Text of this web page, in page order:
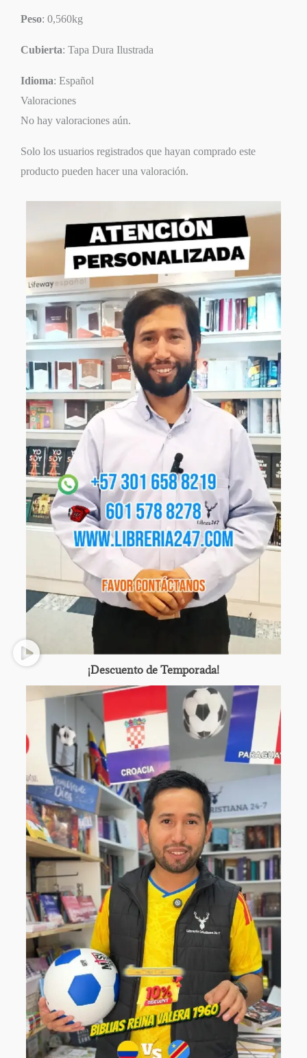
Peso: 0,560kg
Cubierta: Tapa Dura Ilustrada
Idioma: Español
Valoraciones
No hay valoraciones aún.
Solo los usuarios registrados que hayan comprado este
producto pueden hacer una valoración.
¡Descuento de Temporada!